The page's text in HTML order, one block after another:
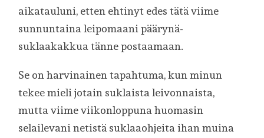
aikatauluni, etten ehtinyt edes tätä viime
sunnuntaina leipomaani päärynä-
suklaakakkua tänne postaamaan.
Se on harvinainen tapahtuma, kun minun
tekee mieli jotain suklaista leivonnaista,
mutta viime viikonloppuna huomasin
selailevani netistä suklaaohjeita ihan muina